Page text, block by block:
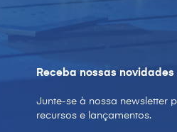
Receba nossas novidades
Junte-se à nossa newsletter
recursos e lançamentos.